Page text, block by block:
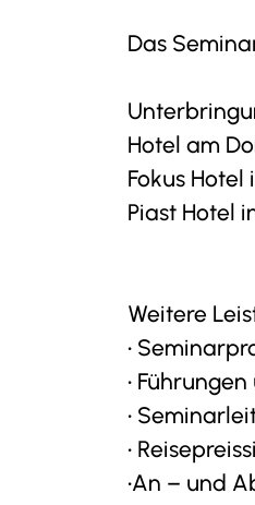
Das
Hotel am
Fokus Hotel
Piast Hotel
Weitere
•
•
•
•
•An – und